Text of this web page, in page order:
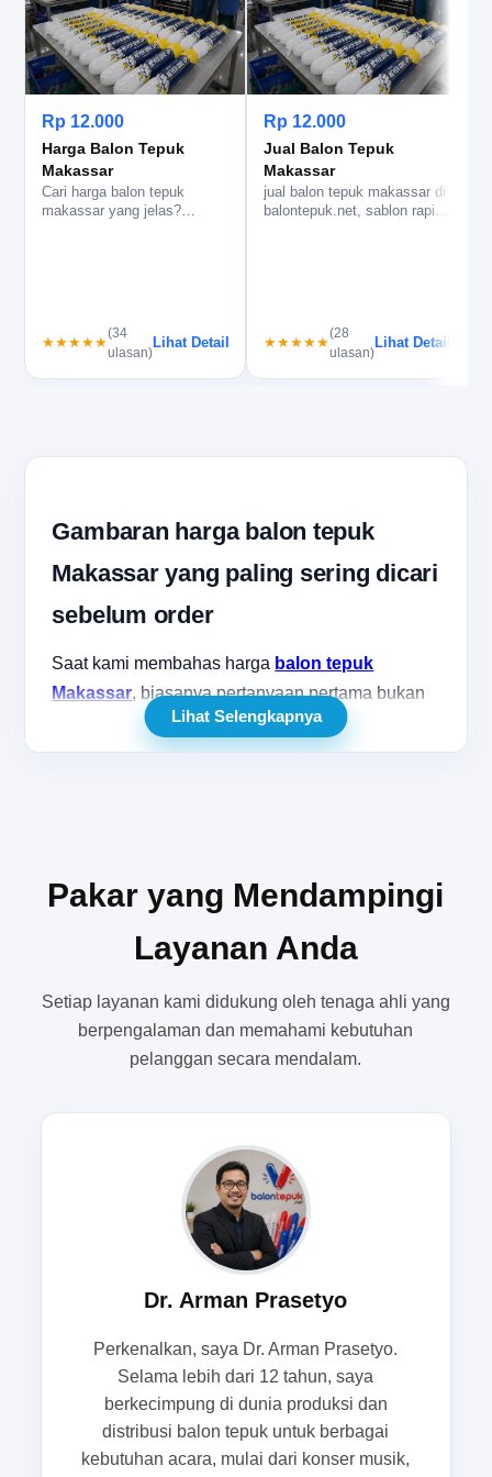
Rp 12.000
Harga Balon Tepuk
Makassar
Cari harga balon tepuk
makassar yang jelas?
★★★★★
(34
ulasan)
Lihat Detail
Rp 12.000
Jual Balon Tepuk
Makassar
jual balon tepuk makassar di
balontepuk.net, sablon rapi
★★★★★
(28
ulasan)
Lihat Detail
Gambaran harga balon tepuk
Makassar yang paling sering dicari
sebelum order
Saat kami membahas harga balon tepuk
Makassar, biasanya pertanyaan pertama bukan
sekadar murah atau mahal, tetapi apakah
biayanya sebanding dengan kebutuhan acara.
perlu dilihat dari jenis produk, bahan, ukuran, dan
pcs semata.
Di Makassar, permintaan untuk balon tepuk
custom, balon tepuk sablon, dan balon supporter
sering naik pada musim event, menjelang
mengikuti tingkat kesibukan vendor balon tepuk
Makassar. Melalui panduan ini, kami akan
membantu Sahabatku membaca kisaran biaya
dengan lebih tenang supaya tidak salah menilai
penawaran yang terlihat murah tetapi ternyata
kurang sesuai spesifikasi.
Kisaran biaya per pcs untuk balon
tepuk custom, sablon, dan supporter
Untuk kebutuhan umum, harga balon tepuk
Lihat Selengkapnya
Pakar yang Mendampingi
Layanan Anda
Setiap layanan kami didukung oleh tenaga ahli yang
berpengalaman dan memahami kebutuhan
pelanggan secara mendalam.
Dr. Arman Prasetyo
Perkenalkan, saya Dr. Arman Prasetyo.
Selama lebih dari 12 tahun, saya
berkecimpung di dunia produksi dan
distribusi balon tepuk untuk berbagai
kebutuhan acara, mulai dari konser musik,